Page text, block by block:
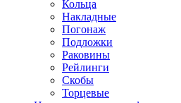
Кольца
Накладные
Погонаж
Подложки
Раковины
Рейлинги
Скобы
Торцевые